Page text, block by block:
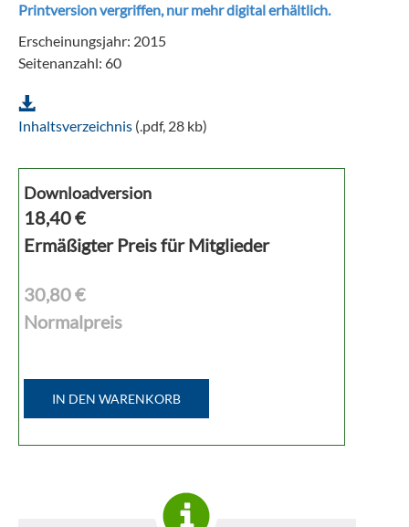
Printversion vergriffen, nur mehr digital erhältlich.
Erscheinungsjahr: 2015
Seitenanzahl: 60
Inhaltsverzeichnis (.pdf, 28 kb)
Downloadversion
18,40€
Ermäßigter Preis für Mitglieder
30,80 €
Normalpreis
IN DEN WARENKORB